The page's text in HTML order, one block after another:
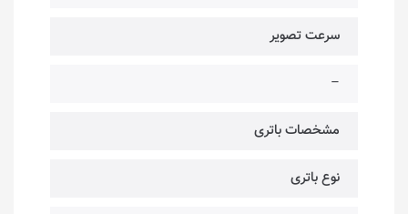
سرعت تصویر
–
مشخصات باتری
نوع باتری